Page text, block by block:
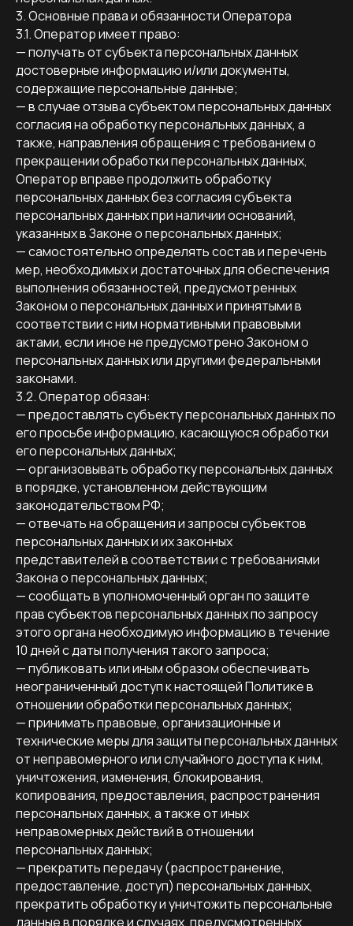
3. Основные права и обязанности Оператора
3.1. Оператор имеет право:
— получать от субъекта персональных данных
достоверные информацию и/или документы,
содержащие персональные данные;
— в случае отзыва субъектом персональных данных
согласия на обработку персональных данных, а
также, направления обращения с требованием о
прекращении обработки персональных данных,
Оператор вправе продолжить обработку
персональных данных без согласия субъекта
персональных данных при наличии оснований,
указанных в Законе о персональных данных;
— самостоятельно определять состав и перечень
мер, необходимых и достаточных для обеспечения
выполнения обязанностей, предусмотренных
Законом о персональных данных и принятыми в
соответствии с ним нормативными правовыми
актами, если иное не предусмотрено Законом о
персональных данных или другими федеральными
законами.
3.2. Оператор обязан:
— предоставлять субъекту персональных данных по
его просьбе информацию, касающуюся обработки
его персональных данных;
— организовывать обработку персональных данных
в порядке, установленном действующим
законодательством РФ;
— отвечать на обращения и запросы субъектов
персональных данных и их законных
представителей в соответствии с требованиями
Закона о персональных данных;
— сообщать в уполномоченный орган по защите
прав субъектов персональных данных по запросу
этого органа необходимую информацию в течение
10 дней с даты получения такого запроса;
— публиковать или иным образом обеспечивать
неограниченный доступ к настоящей Политике в
отношении обработки персональных данных;
— принимать правовые, организационные и
технические меры для защиты персональных данных
от неправомерного или случайного доступа к ним,
уничтожения, изменения, блокирования,
копирования, предоставления, распространения
персональных данных, а также от иных
неправомерных действий в отношении
персональных данных;
— прекратить передачу (распространение,
предоставление, доступ) персональных данных,
прекратить обработку и уничтожить персональные
данные в порядке и случаях, предусмотренных